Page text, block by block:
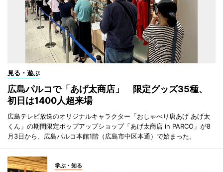
見る・遊ぶ
広島パルコで「あげ太商店」 限定グッズ35種、
初日は1400人超来場
広島テレビ放送のオリジナルキャラクター「おしゃべり唐あげ あげ太
くん」の期間限定ポップアップショップ「あげ太商店 in PARCO」が8
月3日から、広島パルコ本館1階（広島市中区本通）で始まった。
学ぶ・知る